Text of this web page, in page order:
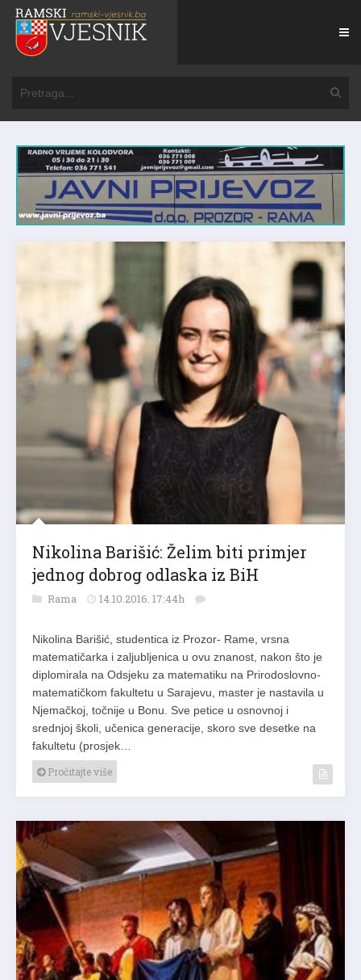
Nikolina Barišić: Želim biti primjer
jednog dobrog odlaska iz BiH
Rama 14.10.2016. 17:44h
Nikolina Barišić, studentica iz Prozor- Rame, vrsna
matematičarka i zaljubljenica u ovu znanost, nakon što je
diplomirala na Odsjeku za matematiku na Prirodoslovno-
matematičkom fakultetu u Sarajevu, master je nastavila u
Njemačkoj, točnije u Bonu. Sve petice u osnovnoj i
srednjoj školi, učenica generacije, skoro sve desetke na
fakultetu (prosjek…
Pročitajte više